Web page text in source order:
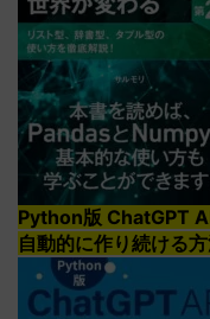
Python版 ChatGPT
自動的に作り続ける